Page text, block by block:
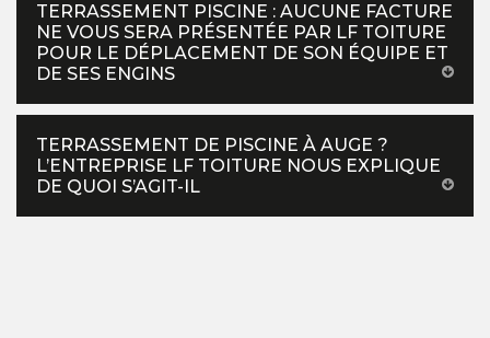
TERRASSEMENT PISCINE : AUCUNE FACTURE
NE VOUS SERA PRÉSENTÉE PAR LF TOITURE
POUR LE DÉPLACEMENT DE SON ÉQUIPE ET
DE SES ENGINS
TERRASSEMENT DE PISCINE À AUGE ?
L’ENTREPRISE LF TOITURE NOUS EXPLIQUE
DE QUOI S’AGIT-IL